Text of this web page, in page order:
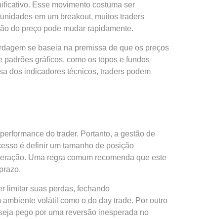
Esse movimento costuma ser
em um breakout, muitos traders
do preço pode mudar rapidamente.
se baseia na premissa de que os preços
gráficos, como os topos e fundos
dos indicadores técnicos, traders podem
do trader. Portanto, a gestão de
é definir um tamanho de posição
Uma regra comum recomenda que este
limitar suas perdas, fechando
volátil como o do day trade. Por outro
pego por uma reversão inesperada no